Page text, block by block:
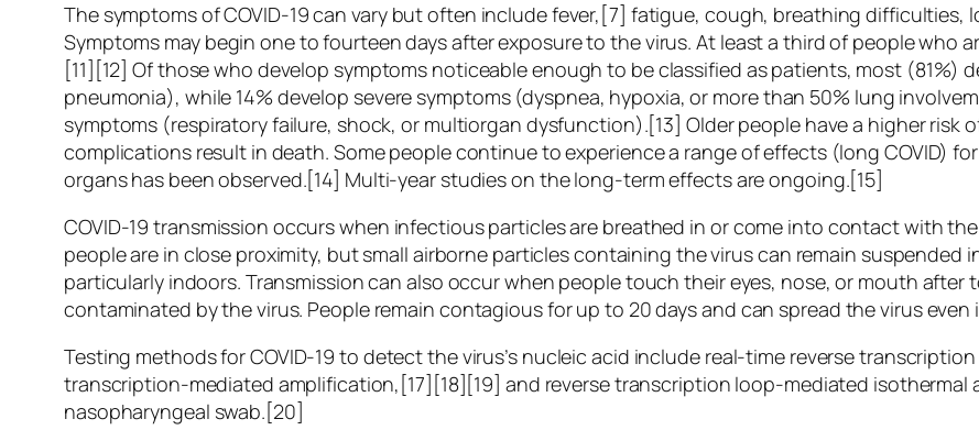
The symptoms of COVID‑19 can vary but often include fever,[7] fatigue, cough, breathing
Symptoms may begin one to fourteen days after exposure to the virus. At least a third of people who
[11][12] Of those who develop symptoms noticeable enough to be classified as patients, most (81%)
pneumonia), while 14% develop severe symptoms (dyspnea, hypoxia, or more than 50% lung
symptoms (respiratory failure, shock, or multiorgan dysfunction).[13] Older people have a higher risk
complications result in death. Some people continue to experience a range of effects (long COVID)
organs has been observed.[14] Multi-year studies on the long-term effects are ongoing.[15]
COVID‑19 transmission occurs when infectious particles are breathed in or come into contact with
people are in close proximity, but small airborne particles containing the virus can remain suspended
particularly indoors. Transmission can also occur when people touch their eyes, nose, or mouth
contaminated by the virus. People remain contagious for up to 20 days and can spread the virus
Testing methods for COVID-19 to detect the virus’s nucleic acid include real-time reverse
transcription-mediated amplification,[17][18][19] and reverse transcription loop-mediated isothermal
nasopharyngeal swab.[20]